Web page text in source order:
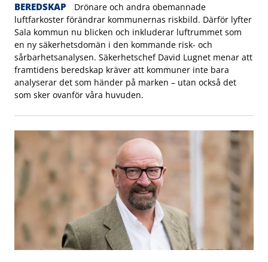
BEREDSKAP
Drönare och andra obemannade
luftfarkoster förändrar kommunernas riskbild. Därför lyfter
Sala kommun nu blicken och inkluderar luftrummet som
en ny säkerhetsdomän i den kommande risk- och
sårbarhetsanalysen. Säkerhetschef David Lugnet menar att
framtidens beredskap kräver att kommuner inte bara
analyserar det som händer på marken – utan också det
som sker ovanför våra huvuden.